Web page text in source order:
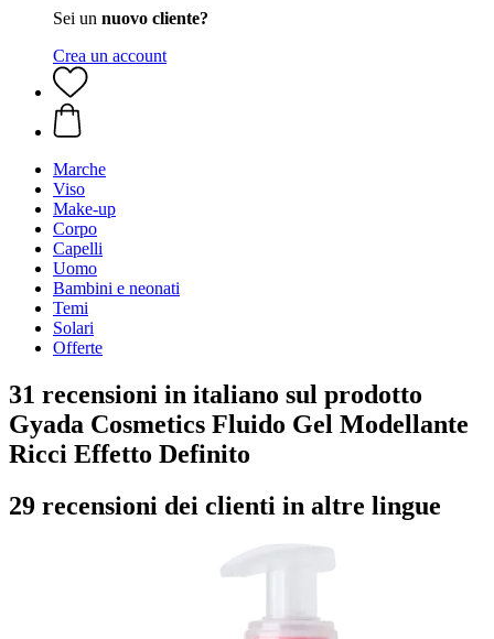
Sei un nuovo cliente?
Crea un account
Marche
Viso
Make-up
Corpo
Capelli
Uomo
Bambini e neonati
Temi
Solari
Offerte
31 recensioni in italiano sul prodotto
Gyada Cosmetics Fluido Gel Modellante
Ricci Effetto Definito
29 recensioni dei clienti in altre lingue